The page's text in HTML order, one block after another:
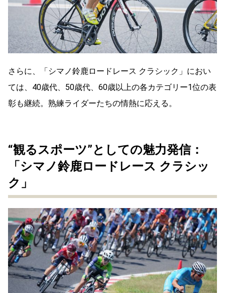
さらに、「シマノ鈴鹿ロードレース クラシック」におい
ては、40歳代、50歳代、60歳以上の各カテゴリー1位の表
彰も継続。熟練ライダーたちの情熱に応える。
“観るスポーツ”としての魅力発信：
「シマノ鈴鹿ロードレース クラシッ
ク」